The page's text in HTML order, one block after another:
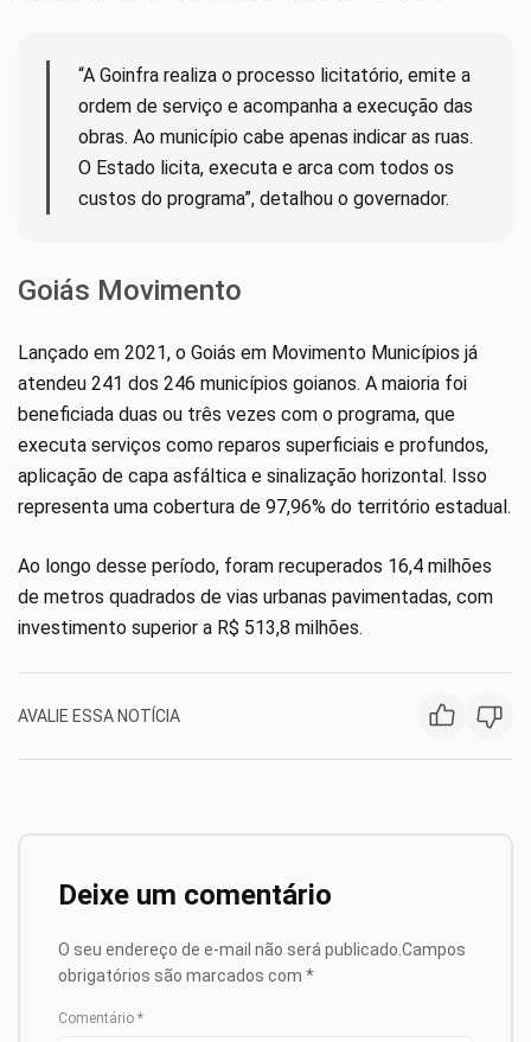
“A Goinfra realiza o processo licitatório, emite a
ordem de serviço e acompanha a execução das
obras. Ao município cabe apenas indicar as ruas.
O Estado licita, executa e arca com todos os
custos do programa”, detalhou o governador.
Goiás Movimento
Lançado em 2021, o Goiás em Movimento Municípios já
atendeu 241 dos 246 municípios goianos. A maioria foi
beneficiada duas ou três vezes com o programa, que
executa serviços como reparos superficiais e profundos,
aplicação de capa asfáltica e sinalização horizontal. Isso
representa uma cobertura de 97,96% do território estadual.
Ao longo desse período, foram recuperados 16,4 milhões
de metros quadrados de vias urbanas pavimentadas, com
investimento superior a R$ 513,8 milhões.
AVALIE ESSA NOTÍCIA
Deixe um comentário
O seu endereço de e-mail não será publicado. Campos
obrigatórios são marcados com *
Comentário *